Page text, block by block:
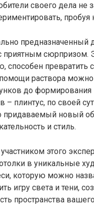
своего дела не
приятным сюрпризом.
способен
раствора
до
– плинтус, по своей
придаваемый новый
и стиль.
этого
в уникальные
которую можно
игру света и тени,
пространства